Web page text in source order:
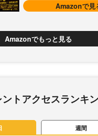
Amazonで見
Amazonでもっと見る
ントアクセスランキ
週間